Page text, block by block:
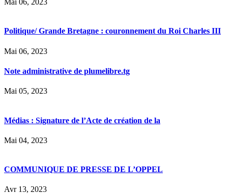
Mai 06, 2023
Politique/ Grande Bretagne : couronnement du Roi Charles III
Mai 06, 2023
Note administrative de plumelibre.tg
Mai 05, 2023
Médias : Signature de l’Acte de création de la
Mai 04, 2023
COMMUNIQUE DE PRESSE DE L’OPPEL
Avr 13, 2023